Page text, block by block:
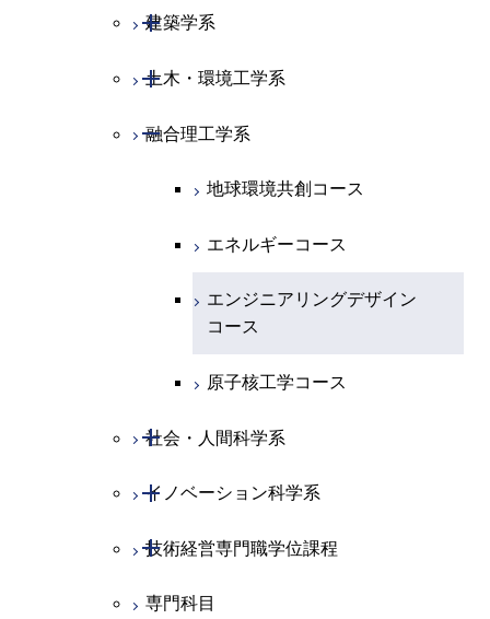
ース
原子核工学コース
ライフエンジニアリングコ
エンジニアリングデザイン
ース
経営工学コース
エンジニアリングデザイン
専門科目
ース
原子核工学コース
ース
原子核工学コース
ース
知能情報コース
生命理工学コース
ライフエンジニアリングコ
専門科目
建築学系
開閉
建築学コース
エンジニアリングデザイン
土木・環境工学系
開閉
土木工学コース
エンジニアリングデザイン
融合理工学系
開閉
地球環境共創コース
エネルギーコース
エンジニアリングデザイン
コース
原子核工学コース
社会・人間科学系
開閉
社会・人間科学コース
イノベーション科学系
開閉
イノベーション科学コース
技術経営専門職学位課程
開閉
技術経営専門職学位課程
専門科目